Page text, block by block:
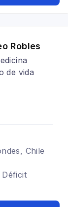
Robles
de vida
Chile